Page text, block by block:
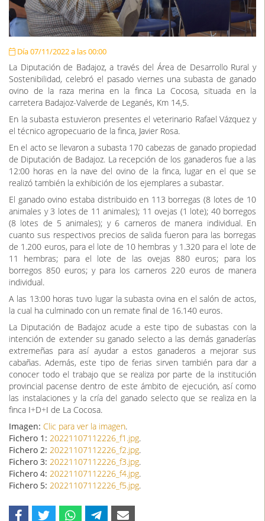
Día 07/11/2022 a las 00:00
La Diputación de Badajoz, a través del Área de Desarrollo Rural y
Sostenibilidad, celebró el pasado viernes una subasta de ganado
ovino de la raza merina en la finca La Cocosa, situada en la
carretera Badajoz-Valverde de Leganés, Km 14,5.
En la subasta estuvieron presentes el veterinario Rafael Vázquez y
el técnico agropecuario de la finca, Javier Rosa.
En el acto se llevaron a subasta 170 cabezas de ganado propiedad
de Diputación de Badajoz. La recepción de los ganaderos fue a las
12:00 horas en la nave del ovino de la finca, lugar en el que se
realizó también la exhibición de los ejemplares a subastar.
El ganado ovino estaba distribuido en 113 borregas (8 lotes de 10
animales y 3 lotes de 11 animales); 11 ovejas (1 lote); 40 borregos
(8 lotes de 5 animales); y 6 carneros de manera individual. En
cuanto sus respectivos precios de salida fueron para las borregas
de 1.200 euros, para el lote de 10 hembras y 1.320 para el lote de
11 hembras; para el lote de las ovejas 880 euros; para los
borregos 850 euros; y para los carneros 220 euros de manera
individual.
A las 13:00 horas tuvo lugar la subasta ovina en el salón de actos,
la cual ha culminado con un remate final de 16.140 euros.
La Diputación de Badajoz acude a este tipo de subastas con la
intención de extender su ganado selecto a las demás ganaderías
extremeñas para así ayudar a estos ganaderos a mejorar sus
cabañas. Además, este tipo de ferias sirven también para dar a
conocer todo el trabajo que se realiza por parte de la institución
provincial pacense dentro de este ámbito de ejecución, así como
las instalaciones y la cría del ganado selecto que se realiza en la
finca I+D+I de La Cocosa.
Imagen: Clic para ver la imagen.
Fichero 1: 20221107112226_f1.jpg.
Fichero 2: 20221107112226_f2.jpg.
Fichero 3: 20221107112226_f3.jpg.
Fichero 4: 20221107112226_f4.jpg.
Fichero 5: 20221107112226_f5.jpg.